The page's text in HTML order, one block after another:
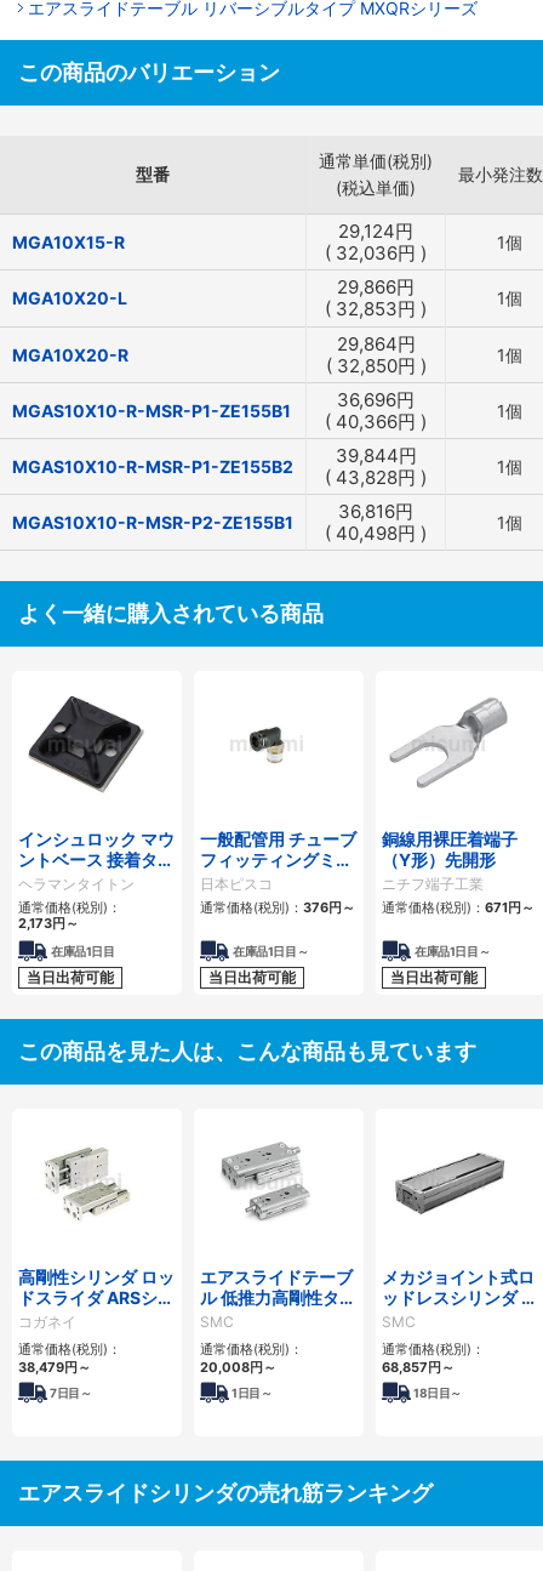
エアスライドテーブル リバーシブルタイプ MXQRシリーズ
この商品のバリエーション
型番
通常単価(税別)
(税込単価)
最小発注
MGA10X15-R 29,124円
( 32,036円 ) 1個
MGA10X20-L 29,866円
( 32,853円 ) 1個
MGA10X20-R 29,864円
( 32,850円 ) 1個
MGAS10X10-R-MSR-P1-ZE155B1 36,696円
( 40,366円 ) 1個
MGAS10X10-R-MSR-P1-ZE155B2 39,844円
( 43,828円 ) 1個
MGAS10X10-R-MSR-P2-ZE155B1 36,816円
( 40,498円 ) 1個
よく一緒に購入されている商品
インシュロック マウ
ントベース 接着タイ
プ
ヘラマンタイトン
通常価格(税別)：
2,173円～
在庫品1日目
当日出荷可能
一般配管用 チューブ
フィッティングミニ
タイプ エルボ
日本ピスコ
通常価格(税別)： 376円～
在庫品1日目～
当日出荷可能
銅線用裸圧着端子
（Y形）先開形
ニチフ端子工業
通常価格(税別)： 671円～
在庫品1日目～
当日出荷可能
この商品を見た人は、こんな商品も見ています
高剛性シリンダ ロッ
ドスライダ ARSシリ
ーズ
コガネイ
通常価格(税別)：
38,479円～
7日目～
エアスライドテーブ
ル 低推力高剛性タイ
プ/MXQ□Bシリー
ズ
SMC
通常価格(税別)：
20,008円～
1日目～
メカジョイント式ロ
ッドレスシリンダ 高
剛性・リニアガイド
形 MY1HTシリーズ
SMC
通常価格(税別)：
68,857円～
18日目～
エアスライドシリンダの売れ筋ランキング